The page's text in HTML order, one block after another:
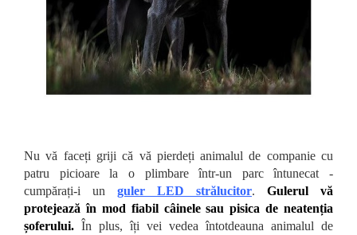
Nu vă faceți griji că vă pierdeți animalul de companie cu
patru picioare la o plimbare într-un parc întunecat -
cumpărați-i un guler LED strălucitor. Gulerul vă
protejează în mod fiabil câinele sau pisica de neatenția
șoferului. În plus, îți vei vedea întotdeauna animalul de